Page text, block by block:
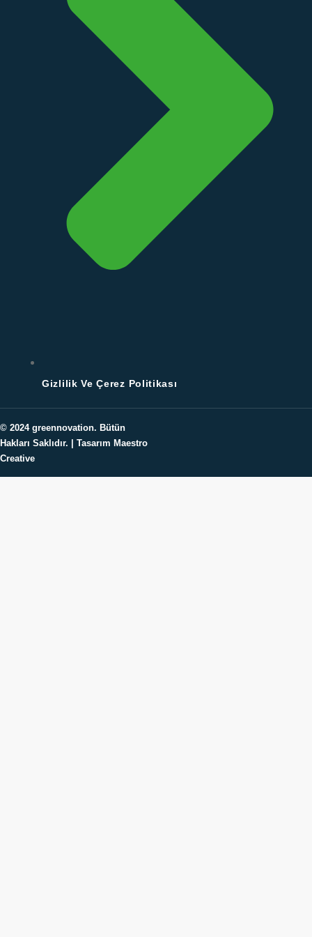
Gizlilik Ve Çerez Politikası
© 2024 greennovation. Bütün
Hakları Saklıdır. | Tasarım Maestro
Creative